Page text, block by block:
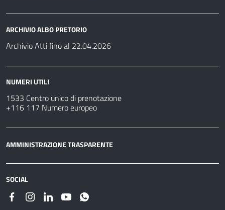
ARCHIVIO ALBO PRETORIO
Archivio Atti fino al 22.04.2026
NUMERI UTILI
1533 Centro unico di prenotazione
+116 117 Numero europeo
AMMINISTRAZIONE TRASPARENTE
SOCIAL